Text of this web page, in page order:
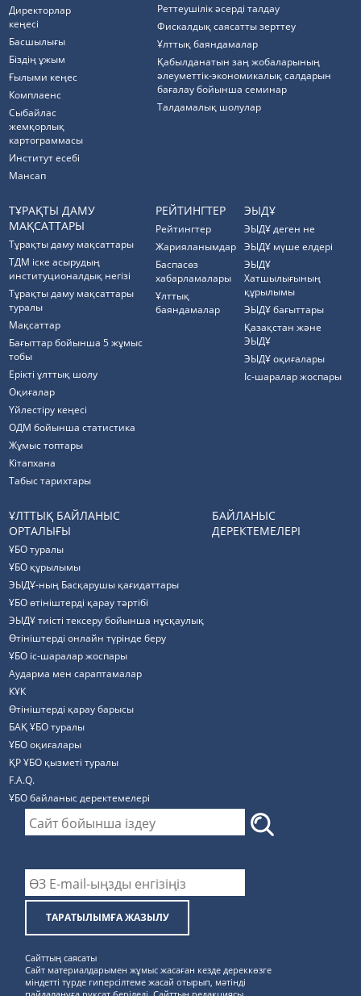
Директорлар
кеңесі
Басшылығы
Біздің ұжым
Ғылыми кеңес
Комплаенс
Cыбайлас
жемқорлық
картограммасы
Институт есебі
Мансап
Реттеушілік әсерді талдау
Фискалдық саясатты зерттеу
Ұлттық баяндамалар
Қабылданатын заң жобаларының
әлеуметтік-экономикалық салдарын
бағалау бойынша семинар
Талдамалық шолулар
ТҰРАҚТЫ ДАМУ
МАҚСАТТАРЫ
Тұрақты даму мақсаттары
ТДМ іске асырудың
институционалдық негізі
Тұрақты даму мақсаттары
туралы
Мақсаттар
Бағыттар бойынша 5 жұмыс
тобы
Ерікті ұлттық шолу
Оқиғалар
Үйлестіру кеңесі
ОДМ бойынша статистика
Жұмыс топтары
Кітапхана
Табыс тарихтары
РЕЙТИНГТЕР
Рейтингтер
Жарияланымдар
Баспасөз
хабарламалары
Ұлттық
баяндамалар
ЭЫДҰ
ЭЫДҰ деген не
ЭЫДҰ мүше елдері
ЭЫДҰ
Хатшылығының
құрылымы
ЭЫДҰ бағыттары
Қазақстан және
ЭЫДҰ
ЭЫДҰ оқиғалары
Іс-шаралар жоспары
ҰЛТТЫҚ БАЙЛАНЫС
ОРТАЛЫҒЫ
ҰБО туралы
ҰБО құрылымы
ЭЫДҰ-ның Басқарушы қағидаттары
ҰБО өтініштерді қарау тәртібі
ЭЫДҰ тиісті тексеру бойынша нұсқаулық
Өтініштерді онлайн түрінде беру
ҰБО іс-шаралар жоспары
Аударма мен сараптамалар
КҰК
Өтініштерді қарау барысы
БАҚ ҰБО туралы
ҰБО оқиғалары
ҚР ҰБО қызметі туралы
F.A.Q.
ҰБО байланыс деректемелерi
БАЙЛАНЫС
ДЕРЕКТЕМЕЛЕРІ
ТАРАТЫЛЫМҒА ЖАЗЫЛУ
Сайттың саясаты
Сайт материалдарымен жұмыс жасаған кезде дереккөзге
міндетті түрде гиперсілтеме жасай отырып, мәтінді